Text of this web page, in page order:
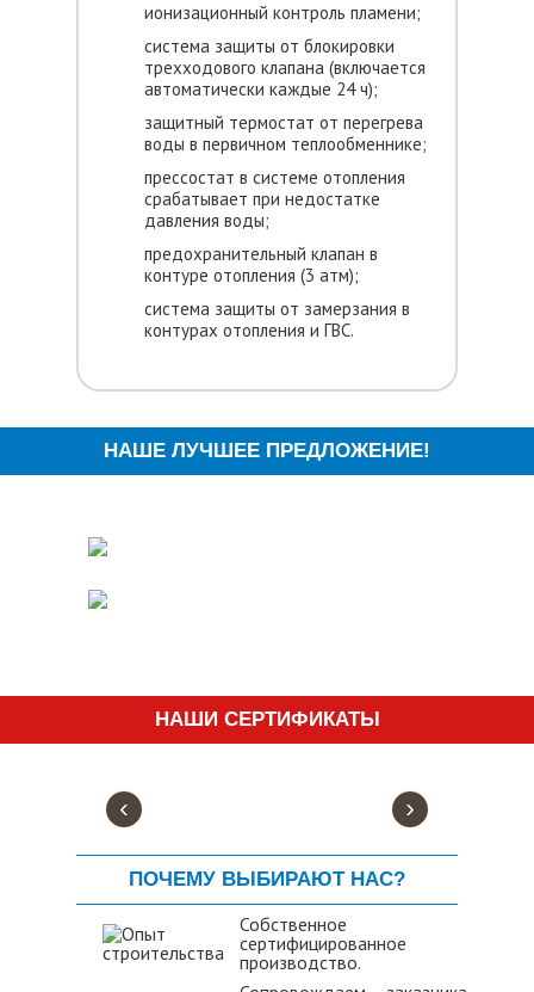
ионизационный контроль пламени;
система защиты от блокировки
трехходового клапана (включается
автоматически каждые 24 ч);
защитный термостат от перегрева
воды в первичном теплообменнике;
прессостат в системе отопления
срабатывает при недостатке
давления воды;
предохранительный клапан в
контуре отопления (3 атм);
система защиты от замерзания в
контурах отопления и ГВС.
НАШЕ ЛУЧШЕЕ ПРЕДЛОЖЕНИЕ!
НАШИ СЕРТИФИКАТЫ
‹ ›
ПОЧЕМУ ВЫБИРАЮТ НАС?
Собственное
сертифицированное
производство.